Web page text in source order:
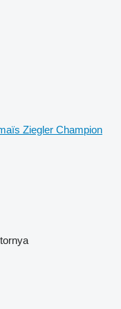
Ziegler Champion